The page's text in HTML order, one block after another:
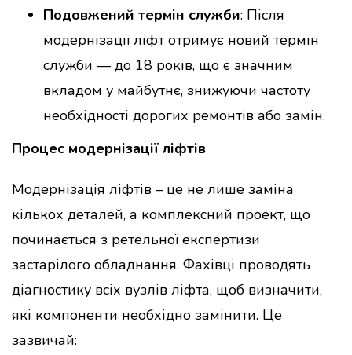
Подовжений термін служби: Після
модернізації ліфт отримує новий термін
служби — до 18 років, що є значним
вкладом у майбутнє, знижуючи частоту
необхідності дорогих ремонтів або замін.
Процес модернізації ліфтів
Модернізація ліфтів – це не лише заміна
кількох деталей, а комплексний проект, що
починається з ретельної експертизи
застарілого обладнання. Фахівці проводять
діагностику всіх вузлів ліфта, щоб визначити,
які компоненти необхідно замінити. Це
зазвичай: